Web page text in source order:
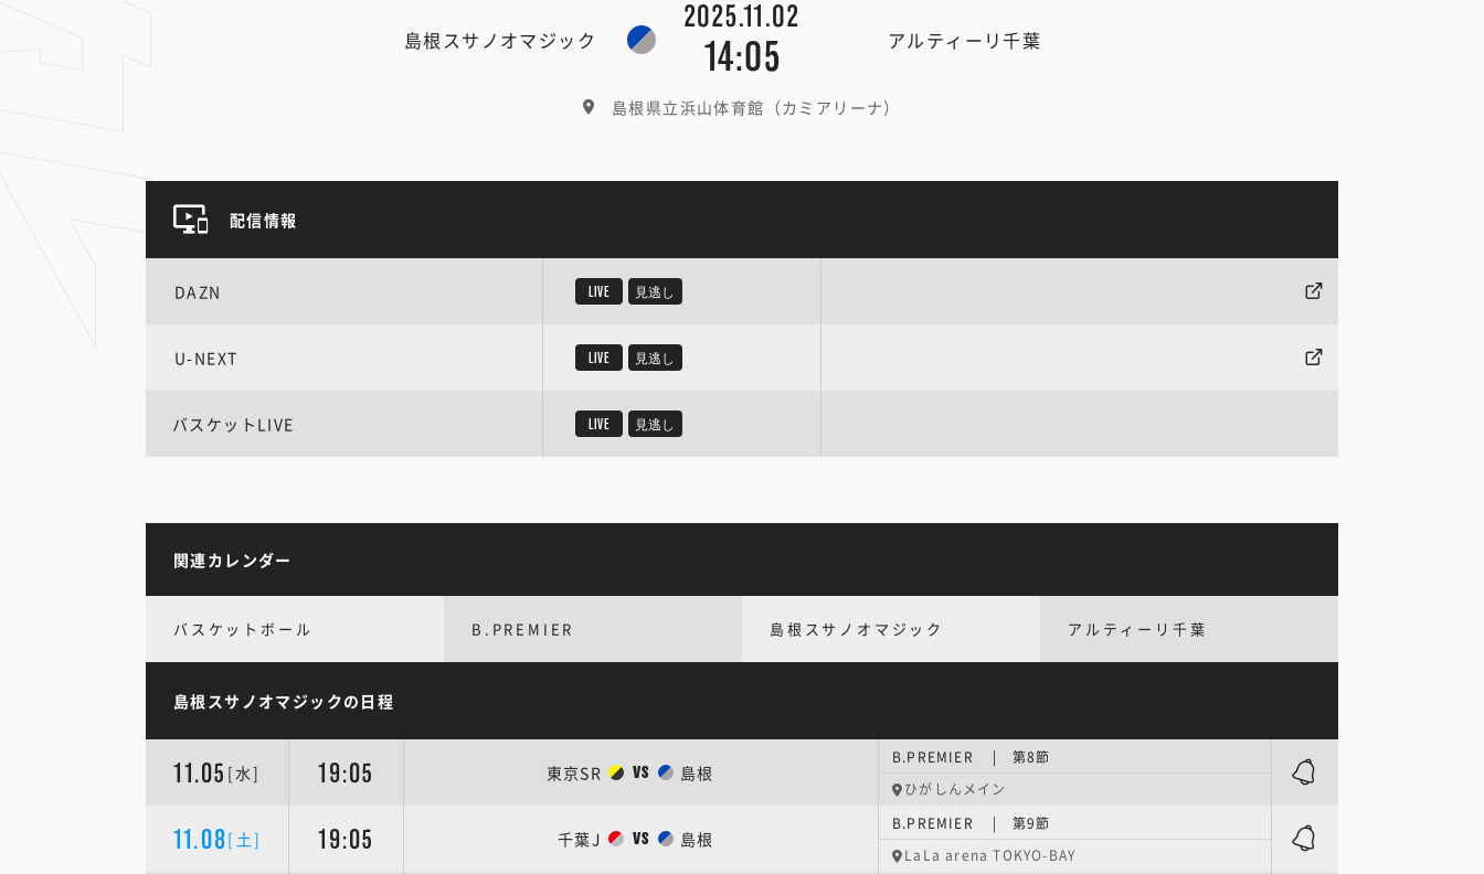
島根スサノオマジック
2025.11.02
14:05 アルティーリ千葉
島根県立浜山体育館（カミアリーナ）
配信情報
DAZN LIVE 見逃し
U-NEXT LIVE 見逃し
バスケットLIVE LIVE 見逃し
関連カレンダー
バスケットボール B.PREMIER 島根スサノオマジック アルティーリ千葉
島根スサノオマジックの日程
11.05 [水] 19:05 東京SR VS 島根
B.PREMIER | 第8節
ひがしんメイン
11.08[土] 19:05 千葉J VS 島根
B.PREMIER | 第9節
LaLa arena TOKYO-BAY